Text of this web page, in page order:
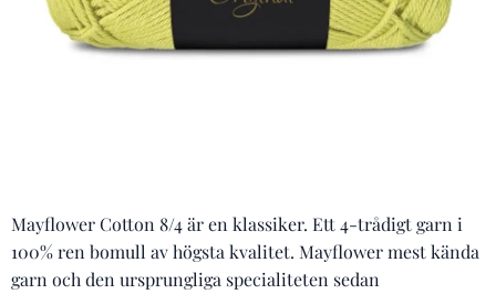
Mayflower Cotton 8/4 är en klassiker. Ett 4-trådigt garn i
100% ren bomull av högsta kvalitet. Mayflower mest kända
garn och den ursprungliga specialiteten sedan